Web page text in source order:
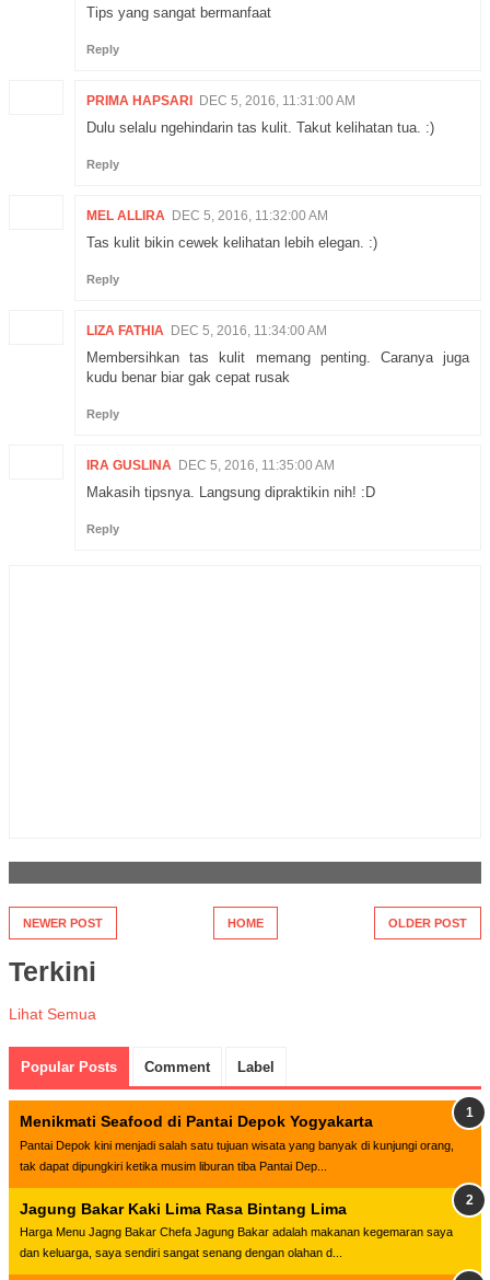
Tips yang sangat bermanfaat
Reply
PRIMA HAPSARI DEC 5, 2016, 11:31:00 AM
Dulu selalu ngehindarin tas kulit. Takut kelihatan tua. :)
Reply
MEL ALLIRA DEC 5, 2016, 11:32:00 AM
Tas kulit bikin cewek kelihatan lebih elegan. :)
Reply
LIZA FATHIA DEC 5, 2016, 11:34:00 AM
Membersihkan tas kulit memang penting. Caranya juga
kudu benar biar gak cepat rusak
Reply
IRA GUSLINA DEC 5, 2016, 11:35:00 AM
Makasih tipsnya. Langsung dipraktikin nih! :D
Reply
NEWER POST OLDER POST
HOME
Terkini
Lihat Semua
Popular Posts Comment Label
Menikmati Seafood di Pantai Depok Yogyakarta
Pantai Depok kini menjadi salah satu tujuan wisata yang banyak di kunjungi orang,
tak dapat dipungkiri ketika musim liburan tiba Pantai Dep...
Jagung Bakar Kaki Lima Rasa Bintang Lima
Harga Menu Jagng Bakar Chefa Jagung Bakar adalah makanan kegemaran saya
dan keluarga, saya sendiri sangat senang dengan olahan d...